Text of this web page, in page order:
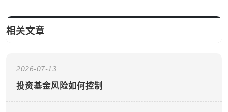
相关文章
2026-07-13
投资基金风险如何控制